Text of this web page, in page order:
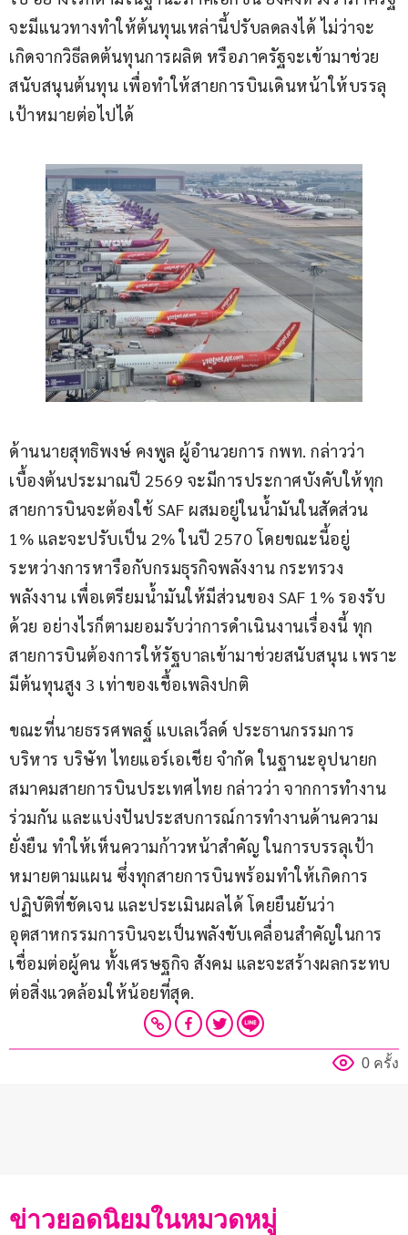
จะมีแนวทางทำให้ต้นทุนเหล่านี้ปรับลดลงได้ ไม่ว่าจะ
เกิดจากวิธีลดต้นทุนการผลิต หรือภาครัฐจะเข้ามาช่วย
สนับสนุนต้นทุน เพื่อทำให้สายการบินเดินหน้าให้บรรลุ
เป้าหมายต่อไปได้
ด้านนายสุทธิพงษ์ คงพูล ผู้อำนวยการ กพท. กล่าวว่า
เบื้องต้นประมาณปี 2569 จะมีการประกาศบังคับให้ทุก
สายการบินจะต้องใช้ SAF ผสมอยู่ในน้ำมันในสัดส่วน
1% และจะปรับเป็น 2% ในปี 2570 โดยขณะนี้อยู่
ระหว่างการหารือกับกรมธุรกิจพลังงาน กระทรวง
พลังงาน เพื่อเตรียมน้ำมันให้มีส่วนของ SAF 1% รองรับ
ด้วย อย่างไรก็ตามยอมรับว่าการดำเนินงานเรื่องนี้ ทุก
สายการบินต้องการให้รัฐบาลเข้ามาช่วยสนับสนุน เพราะ
มีต้นทุนสูง 3 เท่าของเชื้อเพลิงปกติ
ขณะที่นายธรรศพลฐ์ แบเลเว็ลด์ ประธานกรรมการ
บริหาร บริษัท ไทยแอร์เอเชีย จำกัด ในฐานะอุปนายก
สมาคมสายการบินประเทศไทย กล่าวว่า จากการทำงาน
ร่วมกัน และแบ่งปันประสบการณ์การทำงานด้านความ
ยั่งยืน ทำให้เห็นความก้าวหน้าสำคัญ ในการบรรลุเป้า
หมายตามแผน ซึ่งทุกสายการบินพร้อมทำให้เกิดการ
ปฏิบัติที่ชัดเจน และประเมินผลได้ โดยยืนยันว่า
อุตสาหกรรมการบินจะเป็นพลังขับเคลื่อนสำคัญในการ
เชื่อมต่อผู้คน ทั้งเศรษฐกิจ สังคม และจะสร้างผลกระทบ
ต่อสิ่งแวดล้อมให้น้อยที่สุด.
0 ครั้ง
ข่าวยอดนิยมในหมวดหมู่